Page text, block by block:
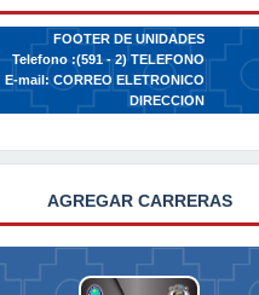
FOOTER DE UNIDADES
Telefono :(591 - 2)TELEFONO
E-mail:CORREO ELETRONICO
DIRECCION
AGREGAR CARRERAS